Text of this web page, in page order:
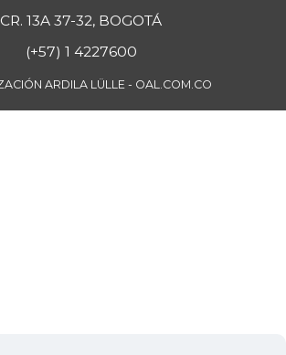
CR. 13A 37-32, BOGOTÁ
(+57) 1 4227600
ARDILA LÜLLE - OAL.COM.CO